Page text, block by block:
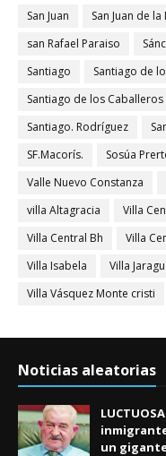
San Juan
San Juan de
san Rafael Paraiso
Santiago
Santiago de
Santiago de los Caballeros
Santiago. Rodríguez
SF.Macorís.
Sosúa
Valle Nuevo Constanza
villa Altagracia
Villa
Villa Central Bh
Villa
Villa Isabela
Villa
Villa Vásquez Monte cristi
Noticias aleatorias
un